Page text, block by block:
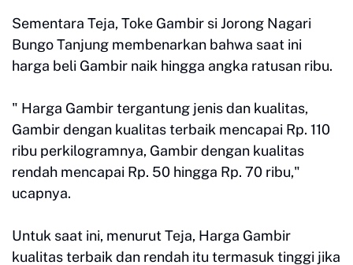
Sementara Teja, Toke Gambir si Jorong Nagari
Bungo Tanjung membenarkan bahwa saat ini
harga beli Gambir naik hingga angka ratusan ribu.
" Harga Gambir tergantung jenis dan kualitas,
Gambir dengan kualitas terbaik mencapai Rp. 110
ribu perkilogramnya, Gambir dengan kualitas
rendah mencapai Rp. 50 hingga Rp. 70 ribu,"
ucapnya.
Untuk saat ini, menurut Teja, Harga Gambir
kualitas terbaik dan rendah itu termasuk tinggi jika